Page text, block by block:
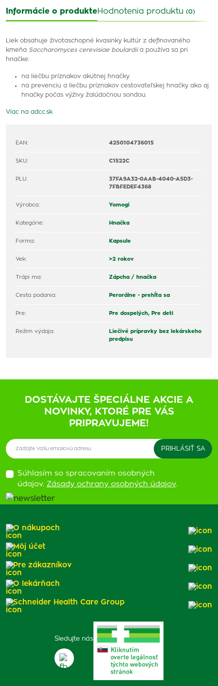
Informácie o produkteHodnotenia produktu (0)
Liek obsahuje životaschopné kvasinky kultúr z definovaného
kmeňa Saccharomyces cerevisiae boulardii a používa sa pri
hnačke:
na liečbu príznakov akútnej hnačky
na prevenciu a liečbu príznakov cestovateľskej hnačky ako aj
hnačky počas výživy žalúdočnou sondou.
Viac na adcc.sk
EAN: 4250104736015
SKU: C1522C
PLU:
37FA9A32-0AAB-4040-A5D3-
7FBFEDEF4368
Výrobca: Yomogi
Kategórie: Hnačka
Forma: Kapsule
Vek: >2 rokov
Trápi ma: Zápcha / hnačka
Cesta podania: Perorálne - prehĺta sa
Pre: Pre dospelých, Pre deti
Režim výdaja:
Liečivé prípravky bez lekárskeho
predpisu
DOSTÁVAJTE ŠPECIÁLNE AKCIE A
NOVINKY, KTORÉ PRE VÁS
PRIPRAVUJEME!
Súhlasím so spracovaním osobných
údajov. Zásady ochrany osobných údajov.
Sledujte nás
O nákupoch
Môj účet
Pre zákazníkov
O lekárňach
Schneider Health Care Group